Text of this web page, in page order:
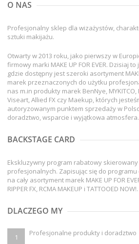
O NAS
Profesjonalny sklep dla wizażystów,
sztuki makijażu.
Otwarty w 2013 roku, jako pierwszy w
firmowy marki MAKE UP FOR EVER. Dzisiaj
gdzie dostępny jest szeroki asortyment
marek przeznaczonych do użytku
nas m.in produkty marek BenNye, MYKITCO,
Viseart, Allied FX czy Maekup, których
autoryzowanym punktem sprzedaży w
doradztwo, wsparcie i wyjątkowa atmosfera.
BACKSTAGE CARD
Ekskluzywny program rabatowy
profesjonalnych. Zapisując się do
na cały asortyment marek MAKE UP FOR
RIPPER FX, RCMA MAKEUP i TATTOOED NOW!.
DLACZEGO MY
1 Profesjonalne produkty i doradztwo